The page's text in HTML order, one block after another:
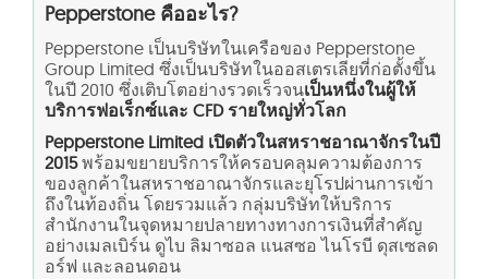
Pepperstone คืออะไร?
Pepperstone เป็นบริษัทในเครือของ Pepperstone
Group Limited ซึ่งเป็นบริษัทในออสเตรเลียที่ก่อตั้งขึ้น
ในปี 2010 ซึ่งเติบโตอย่างรวดเร็วจนเป็นหนึ่งในผู้ให้
บริการฟอเร็กซ์และ CFD รายใหญ่ทั่วโลก
Pepperstone Limited เปิดตัวในสหราชอาณาจักรในปี
2015พร้อมขยายบริการให้ครอบคลุมความต้องการ
ของลูกค้าในสหราชอาณาจักรและยุโรปผ่านการเข้า
ถึงในท้องถิ่น โดยรวมแล้ว กลุ่มบริษัทให้บริการ
สำนักงานในจุดหมายปลายทางทางการเงินที่สำคัญ
อย่างเมลเบิร์น ดูไบ ลิมาซอล แนสซอ ไนโรบี ดุสเซลด
อร์ฟ และลอนดอน